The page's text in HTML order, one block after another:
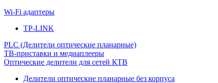
Wi-Fi адаптеры
TP-LINK
PLC (Делители оптические планарные)
ТВ-приставки и медиаплееры
Оптические делители для сетей КТВ
Делители оптические планарные без корпуса